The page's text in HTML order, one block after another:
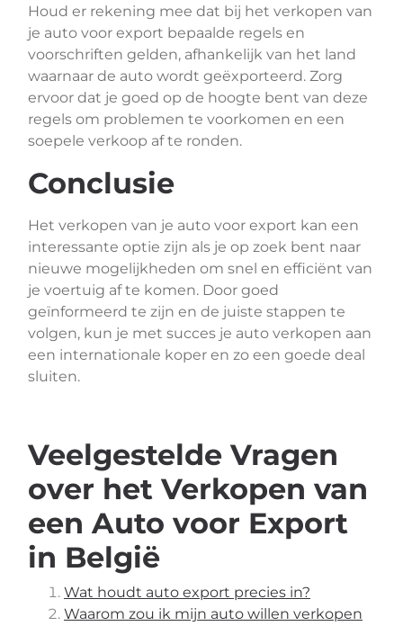
Houd er rekening mee dat bij het verkopen van
je auto voor export bepaalde regels en
voorschriften gelden, afhankelijk van het land
waarnaar de auto wordt geëxporteerd. Zorg
ervoor dat je goed op de hoogte bent van deze
regels om problemen te voorkomen en een
soepele verkoop af te ronden.
Conclusie
Het verkopen van je auto voor export kan een
interessante optie zijn als je op zoek bent naar
nieuwe mogelijkheden om snel en efficiënt van
je voertuig af te komen. Door goed
geïnformeerd te zijn en de juiste stappen te
volgen, kun je met succes je auto verkopen aan
een internationale koper en zo een goede deal
sluiten.
Veelgestelde Vragen
over het Verkopen van
een Auto voor Export
in België
Wat houdt auto export precies in?
Waarom zou ik mijn auto willen verkopen